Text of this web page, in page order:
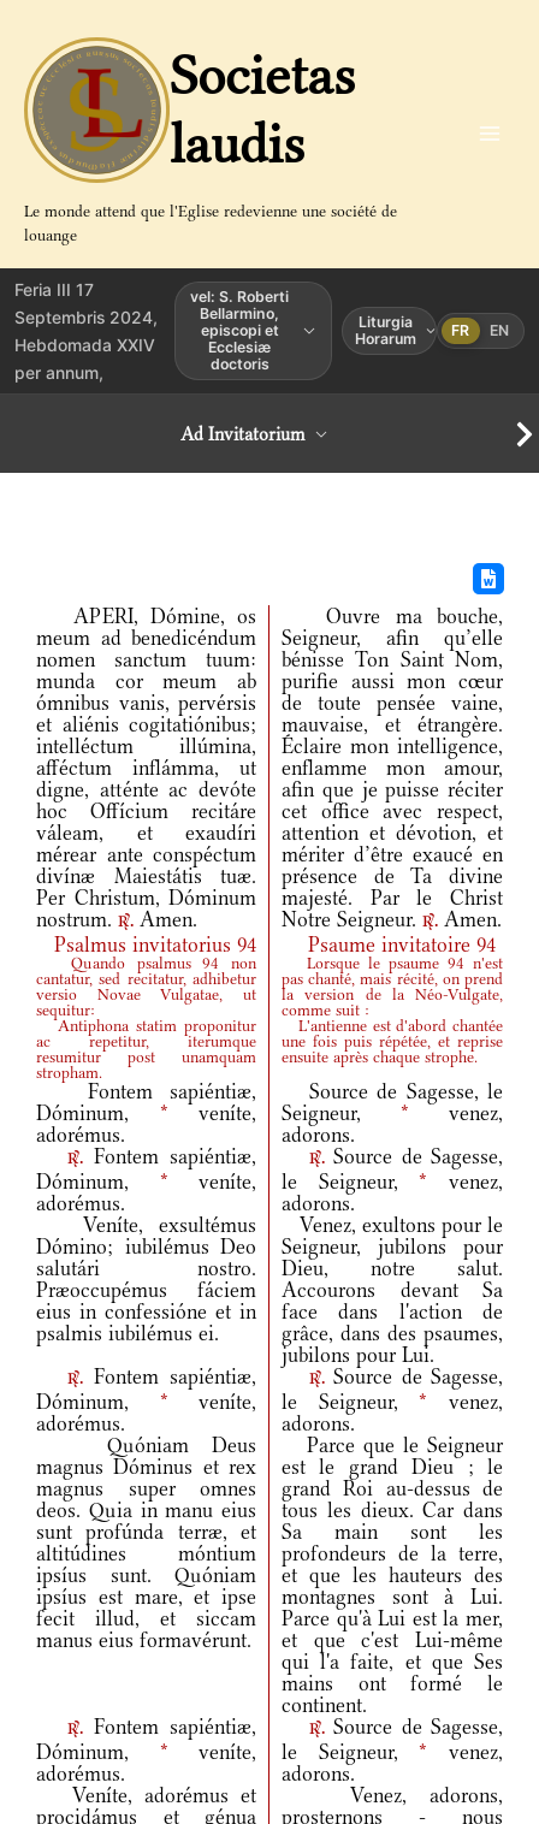
contenu
Societas
laudis
Le monde attend que l'Eglise redevienne une société de
louange
Feria III 17
Septembris 2024,
Hebdomada XXIV
per annum,
vel: S. Roberti
Bellarmino,
episcopi et
Ecclesiæ
doctoris
Liturgia
Horarum
FR EN
Ad Invitatorium
APERI, Dómine, os
meum ad benedicéndum
nomen sanctum tuum:
munda cor meum ab
ómnibus vanis, pervérsis
et aliénis cogitatiónibus;
intelléctum illúmina,
afféctum inflámma, ut
digne, atténte ac devóte
hoc Offícium recitáre
váleam, et exaudíri
mérear ante conspéctum
divínæ Maiestátis tuæ.
Per Christum, Dóminum
nostrum. r. Amen.
Ouvre ma bouche,
Seigneur, afin qu’elle
bénisse Ton Saint Nom,
purifie aussi mon cœur
de toute pensée vaine,
mauvaise, et étrangère.
Éclaire mon intelligence,
enflamme mon amour,
afin que je puisse réciter
cet office avec respect,
attention et dévotion, et
mériter d’être exaucé en
présence de Ta divine
majesté. Par le Christ
Notre Seigneur. r. Amen.
Psalmus invitatorius 94
Psaume invitatoire 94
Quando psalmus 94 non
cantatur, sed recitatur, adhibetur
versio Novae Vulgatae, ut
sequitur:
Lorsque le psaume 94 n'est
pas chanté, mais récité, on prend
la version de la Néo-Vulgate,
comme suit :
Antiphona statim proponitur
ac repetitur, iterumque
resumitur post unamquam
stropham.
L'antienne est d'abord chantée
une fois puis répétée, et reprise
ensuite après chaque strophe.
Fontem sapiéntiæ,
Dóminum, * veníte,
adorémus.
Source de Sagesse, le
Seigneur, * venez,
adorons.
r. Fontem sapiéntiæ,
Dóminum, * veníte,
adorémus.
r.Source de Sagesse,
le Seigneur,* venez,
adorons.
Veníte, exsultémus
Dómino; iubilémus Deo
salutári nostro.
Præoccupémus fáciem
eius in confessióne et in
psalmis iubilémus ei.
Venez, exultons pour le
Seigneur, jubilons pour
Dieu, notre salut.
Accourons devant Sa
face dans l'action de
grâce, dans des psaumes,
jubilons pour Lui.
r. Fontem sapiéntiæ,
Dóminum, * veníte,
adorémus.
r.Source de Sagesse,
le Seigneur,* venez,
adorons.
Quóniam Deus
magnus Dóminus et rex
magnus super omnes
deos. Quia in manu eius
sunt profúnda terræ, et
altitúdines móntium
ipsíus sunt. Quóniam
ipsíus est mare, et ipse
fecit illud, et siccam
manus eius formavérunt.
Parce que le Seigneur
est le grand Dieu ; le
grand Roi au-dessus de
tous les dieux. Car dans
Sa main sont les
profondeurs de la terre,
et que les hauteurs des
montagnes sont à Lui.
Parce qu'à Lui est la mer,
et que c'est Lui-même
qui l'a faite, et que Ses
mains ont formé le
continent.
r. Fontem sapiéntiæ,
Dóminum, * veníte,
adorémus.
r.Source de Sagesse,
le Seigneur,* venez,
adorons.
Veníte, adorémus et
procidámus et génua
Venez, adorons,
prosternons - nous